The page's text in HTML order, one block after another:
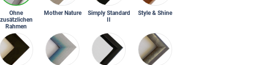
Ohne
zusätzlichen
Rahmen
Mother Nature
Simply Standard
Style & Shine